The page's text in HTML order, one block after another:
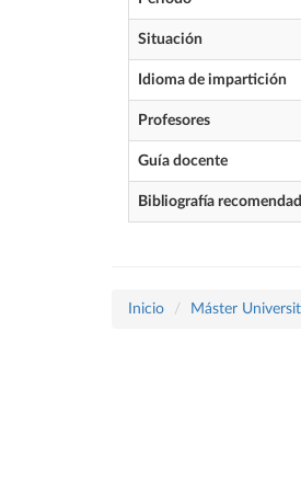
Situación
Idioma de impartición
Profesores
Guía docente
Bibliografía
Inicio Máster